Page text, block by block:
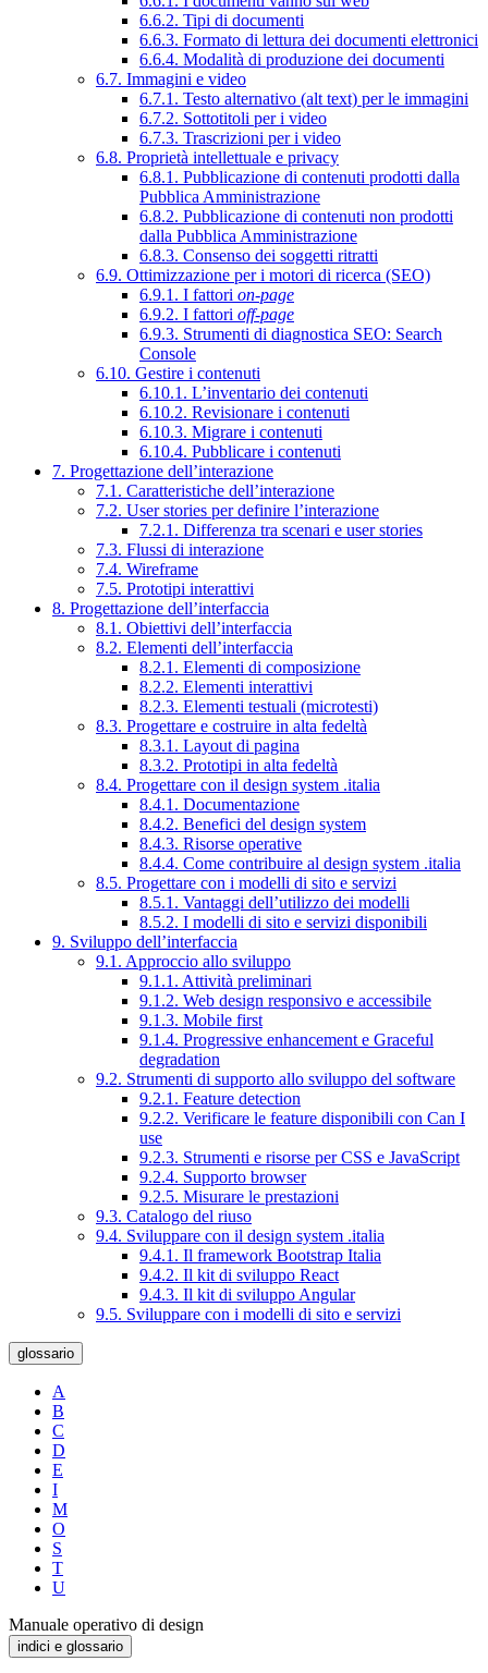
6.6.2. Tipi di documenti
6.6.3. Formato di lettura dei documenti elettronici
6.6.4. Modalità di produzione dei documenti
6.7. Immagini e video
6.7.1. Testo alternativo (alt text) per le immagini
6.7.2. Sottotitoli per i video
6.7.3. Trascrizioni per i video
6.8. Proprietà intellettuale e privacy
6.8.1. Pubblicazione di contenuti prodotti dalla
Pubblica Amministrazione
6.8.2. Pubblicazione di contenuti non prodotti
dalla Pubblica Amministrazione
6.8.3. Consenso dei soggetti ritratti
6.9. Ottimizzazione per i motori di ricerca (SEO)
6.9.1. I fattori on-page
6.9.2. I fattori off-page
6.9.3. Strumenti di diagnostica SEO: Search
Console
6.10. Gestire i contenuti
6.10.1. L’inventario dei contenuti
6.10.2. Revisionare i contenuti
6.10.3. Migrare i contenuti
6.10.4. Pubblicare i contenuti
7. Progettazione dell’interazione
7.1. Caratteristiche dell’interazione
7.2. User stories per definire l’interazione
7.2.1. Differenza tra scenari e user stories
7.3. Flussi di interazione
7.4. Wireframe
7.5. Prototipi interattivi
8. Progettazione dell’interfaccia
8.1. Obiettivi dell’interfaccia
8.2. Elementi dell’interfaccia
8.2.1. Elementi di composizione
8.2.2. Elementi interattivi
8.2.3. Elementi testuali (microtesti)
8.3. Progettare e costruire in alta fedeltà
8.3.1. Layout di pagina
8.3.2. Prototipi in alta fedeltà
8.4. Progettare con il design system .italia
8.4.1. Documentazione
8.4.2. Benefici del design system
8.4.3. Risorse operative
8.4.4. Come contribuire al design system .italia
8.5. Progettare con i modelli di sito e servizi
8.5.1. Vantaggi dell’utilizzo dei modelli
8.5.2. I modelli di sito e servizi disponibili
9. Sviluppo dell’interfaccia
9.1. Approccio allo sviluppo
9.1.1. Attività preliminari
9.1.2. Web design responsivo e accessibile
9.1.3. Mobile first
9.1.4. Progressive enhancement e Graceful
degradation
9.2. Strumenti di supporto allo sviluppo del software
9.2.1. Feature detection
9.2.2. Verificare le feature disponibili con Can I
use
9.2.3. Strumenti e risorse per CSS e JavaScript
9.2.4. Supporto browser
9.2.5. Misurare le prestazioni
9.3. Catalogo del riuso
9.4. Sviluppare con il design system .italia
9.4.1. Il framework Bootstrap Italia
9.4.2. Il kit di sviluppo React
9.4.3. Il kit di sviluppo Angular
9.5. Sviluppare con i modelli di sito e servizi
glossario
A
B
C
D
E
I
M
O
S
T
U
Manuale operativo di design
indici e glossario